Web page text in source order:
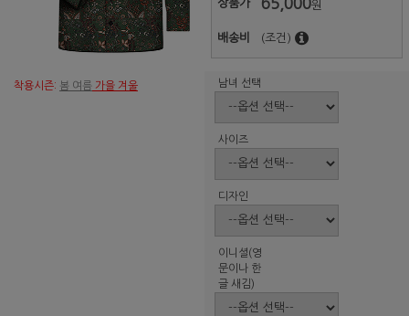
착용시즌: 봄 여름 가을 겨울
상품가 65,000원
배송비 (조건)
남녀 선택
사이즈
디자인
이니셜(영
문이나 한
글 새김)